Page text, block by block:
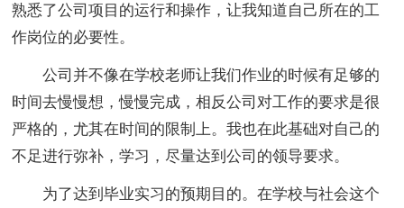
熟悉了公司项目的运行和操作，让我知道自己所在的工
作岗位的必要性。
公司并不像在学校老师让我们作业的时候有足够的
时间去慢慢想，慢慢完成，相反公司对工作的要求是很
严格的，尤其在时间的限制上。我也在此基础对自己的
不足进行弥补，学习，尽量达到公司的领导要求。
为了达到毕业实习的预期目的。在学校与社会这个